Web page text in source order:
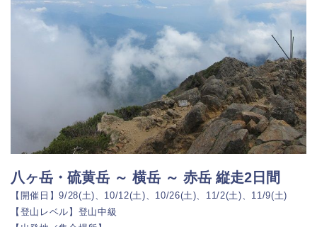
八ヶ岳・硫黄岳 ～ 横岳 ～ 赤岳 縦走2日間
【開催日】9/28(土)、10/12(土)、10/26(土)、11/2(土)、11/9(土)
【登山レベル】登山中級